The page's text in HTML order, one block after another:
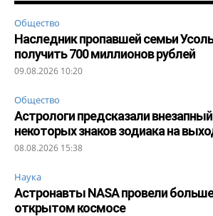
Общество
Наследник пропавшей семьи
получить 700 миллионов рублей
09.08.2026 10:20
Общество
Астрологи предсказали
некоторых знаков зодиака на
08.08.2026 15:38
Наука
Астронавты NASA провели
открытом космосе